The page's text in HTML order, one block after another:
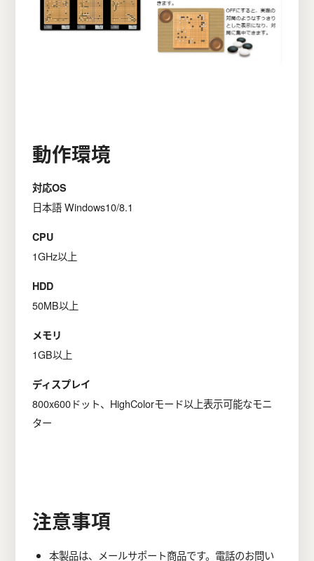
動作環境
対応OS
日本語 Windows10/8.1
CPU
1GHz以上
HDD
50MB以上
メモリ
1GB以上
ディスプレイ
800x600ドット、HighColorモード以上表示可能なモニ
ター
注意事項
本製品は、メールサポート商品です。電話のお問い